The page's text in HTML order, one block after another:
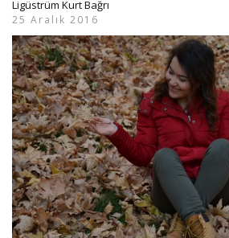
Ligüstrüm Kurt Bağrı
25 Aralık 2016